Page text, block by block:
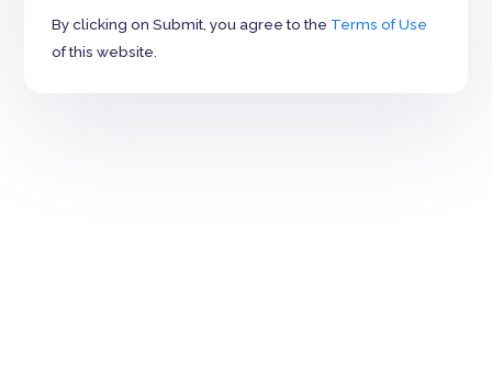
By clicking on Submit, you agree to the Terms of Use
of this website.